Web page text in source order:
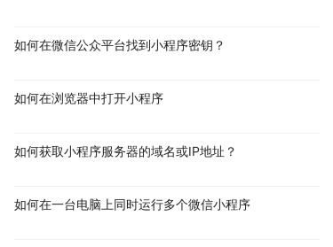
如何在微信公众平台找到小程序密钥？
如何在浏览器中打开小程序
如何获取小程序服务器的域名或IP地址？
如何在一台电脑上同时运行多个微信小程序